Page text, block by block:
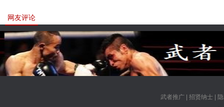
网友评论
武者推广| 招贤纳士|